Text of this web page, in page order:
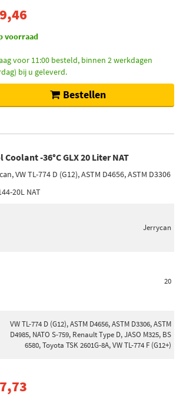
voorraad
voor 11:00 besteld, binnen 2 werkdagen
bij u geleverd.
Bestellen
Coolant -36°C GLX 20 Liter NAT
VW TL-774 D (G12), ASTM D4656, ASTM D3306
20L NAT
Jerrycan
20
VW TL-774 D (G12), ASTM D4656, ASTM D3306, ASTM
D4985, NATO S-759, Renault Type D, JASO M325, BS
6580, Toyota TSK 2601G-8A, VW TL-774 F (G12+)